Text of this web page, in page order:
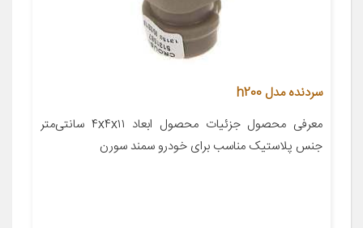
سردنده مدل h200
معرفی محصول جزئیات محصول ابعاد ۴x۴x۱۱ سانتی‌متر
جنس پلاستیک مناسب برای خودرو سمند سورن